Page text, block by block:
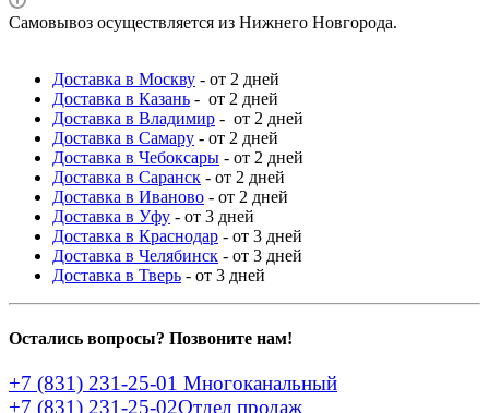
Самовывоз осуществляется из Нижнего Новгорода.
Доставка в Москву - от 2 дней
Доставка в Казань - от 2 дней
Доставка в Владимир - от 2 дней
Доставка в Самару - от 2 дней
Доставка в Чебоксары - от 2 дней
Доставка в Саранск - от 2 дней
Доставка в Иваново - от 2 дней
Доставка в Уфу - от 3 дней
Доставка в Краснодар - от 3 дней
Доставка в Челябинск - от 3 дней
Доставка в Тверь - от 3 дней
Остались вопросы? Позвоните нам!
+7 (831) 231-25-01 Многоканальный
+7 (831) 231-25-02Отдел продаж